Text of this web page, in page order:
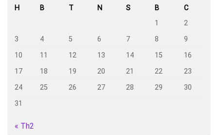
H B T N S B
C
1
2
3
4 5 6 7 8
9
10
11 12 13 14 15
16
17
18 19 20 21 22
23
24
25 26 27 28 29
30
31
« Th2